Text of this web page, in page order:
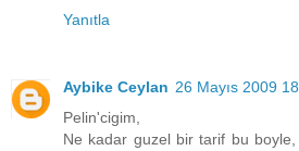
Yanıtla
Aybike Ceylan 26 Mayıs 2009
Pelin'cigim,
Ne kadar guzel bir tarif bu